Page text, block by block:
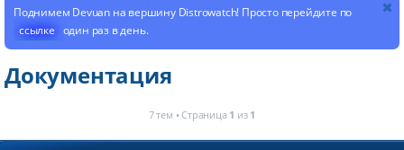
Поднимем Devuan на вершину Distrowatch! Просто перейдите по
ссылке один раз в день.
Документация
7 тем • Страница 1 из 1